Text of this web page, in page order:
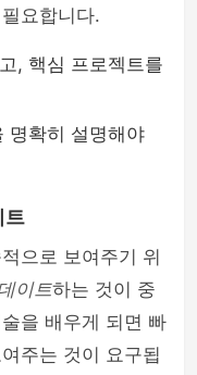
요합니다.
, 핵심 프로젝트를
명확히 설명해야
트
으로 보여주기 위
이트하는 것이 중
을 배우게 되면 빠
주는 것이 요구됩